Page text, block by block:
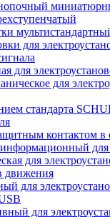
для
для
для
стандарта
контактом в
для
для
движения
для
для